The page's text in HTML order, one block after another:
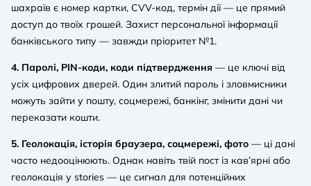
шахраїв є номер картки, CVV-код, термін дії — це прямий
доступ до твоїх грошей. Захист персональної інформації
банківського типу — завжди пріоритет №1.
4. Паролі, PIN-коди, коди підтвердження — це ключі від
усіх цифрових дверей. Один злитий пароль і зловмисники
можуть зайти у пошту, соцмережі, банкінг, змінити дані чи
переказати кошти.
5. Геолокація, історія браузера, соцмережі, фото — ці дані
часто недооцінюють. Однак навіть твій пост із кав’ярні або
геолокація у stories — це сигнал для потенційних